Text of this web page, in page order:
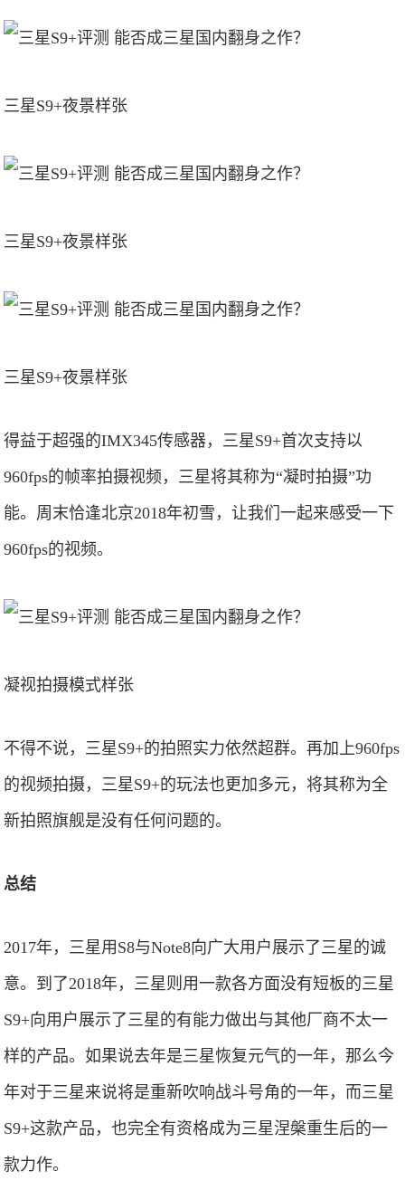
三星S9+夜景样张
三星S9+夜景样张
三星S9+夜景样张
得益于超强的IMX345传感器，三星S9+首次支持以
960fps的帧率拍摄视频，三星将其称为“凝时拍摄”功
能。周末恰逢北京2018年初雪，让我们一起来感受一下
960fps的视频。
凝视拍摄模式样张
不得不说，三星S9+的拍照实力依然超群。再加上960fps
的视频拍摄，三星S9+的玩法也更加多元，将其称为全
新拍照旗舰是没有任何问题的。
总结
2017年，三星用S8与Note8向广大用户展示了三星的诚
意。到了2018年，三星则用一款各方面没有短板的三星
S9+向用户展示了三星的有能力做出与其他厂商不太一
样的产品。如果说去年是三星恢复元气的一年，那么今
年对于三星来说将是重新吹响战斗号角的一年，而三星
S9+这款产品，也完全有资格成为三星涅槃重生后的一
款力作。